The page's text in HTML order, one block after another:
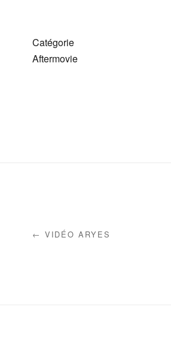
Catégorie
Aftermovie
← VIDÉO ARYES